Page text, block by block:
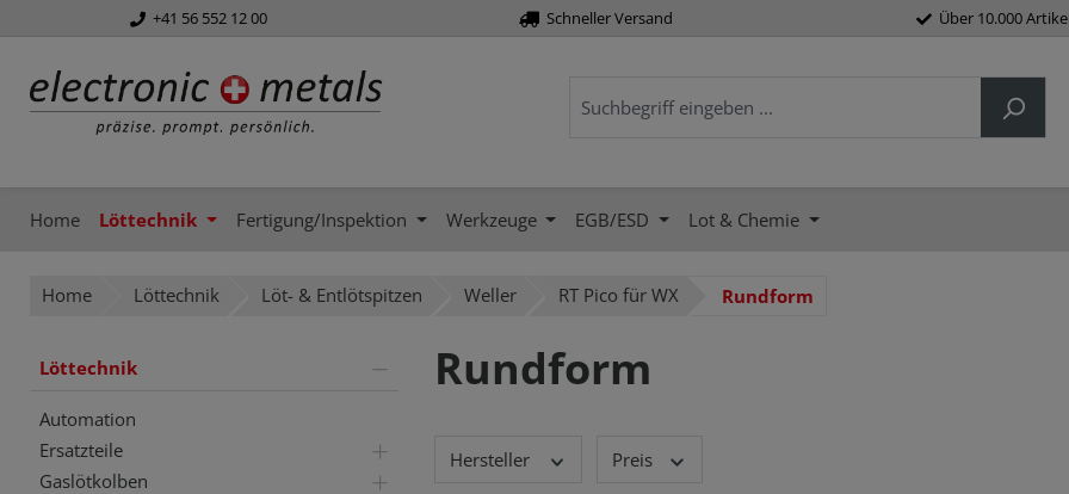
Zur Hauptnavigation springen
+41 56 552 12 00 Schneller Versand Über 10.000 Artikel
Home Löttechnik Fertigung/Inspektion Werkzeuge EGB/ESD Lot & Chemie
Home Löttechnik Löt- & Entlötspitzen Weller RT Pico für WX Rundform
Löttechnik
Automation
Ersatzteile
Gaslötkolben
Rundform
Hersteller Preis